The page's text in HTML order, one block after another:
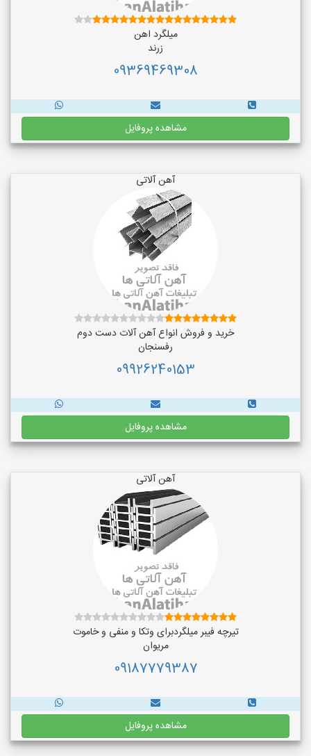
میلگرد اهن
زرند
09369469308
مشاهده پروفایل
آهن آلاتی
خرید و فروش انواع آهن آلات دست دوم
رفسنجان
09926240153
مشاهده پروفایل
آهن آلاتی
تیرچه فیبر میلگردبرای وتکا و منفی و خاموت
مریوان
09187779387
مشاهده پروفایل